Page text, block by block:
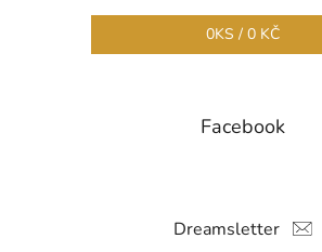
0KS / 0 KČ
Facebook
Dreamsletter